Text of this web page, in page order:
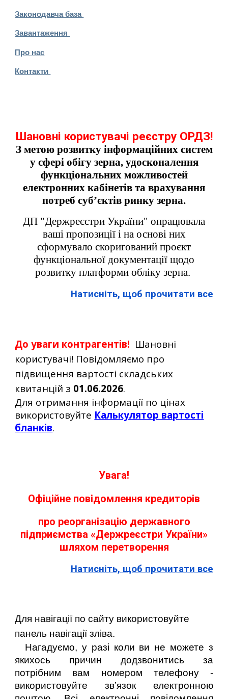
Законодавча база
Завантаження
Про нас
Контакти
Шановні користувачі реєстру ОРДЗ!
З метою розвитку інформаційних систем
у сфері обігу зерна, удосконалення
функціональних можливостей
електронних кабінетів та врахування
потреб суб’єктів ринку зерна.
ДП "Держреєстри України" опрацювала
ваші пропозиції і на основі них
сформувало скоригований проєкт
функціональної документації щодо
розвитку платформи обліку зерна.
Натисніть, щоб прочитати все
До уваги контрагентів! Шановні
користувачі! Повідомляємо про
підвищення вартості складських
квитанцій з 01.06.2026.
Для отримання інформації по цінах
використовуйте Калькулятор вартості
бланків.
Увага!
Офіційне повідомлення кредиторів
про реорганізацію державного
підприємства «Держреєстри України»
шляхом перетворення
Натисніть, щоб прочитати все
Для навігації по сайту використовуйте
панель навігації зліва.
Нагадуємо, у разі коли ви не можете з
якихось причин додзвонитись за
потрібним вам номером телефону -
використовуйте зв’язок електронною